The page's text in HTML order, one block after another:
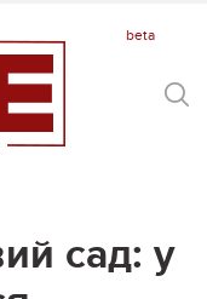
сад: у